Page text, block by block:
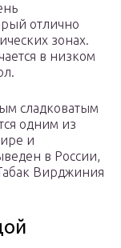
отлично
зонах.
в низком
сладковатым
одним из
и
в России,
Вирджиния